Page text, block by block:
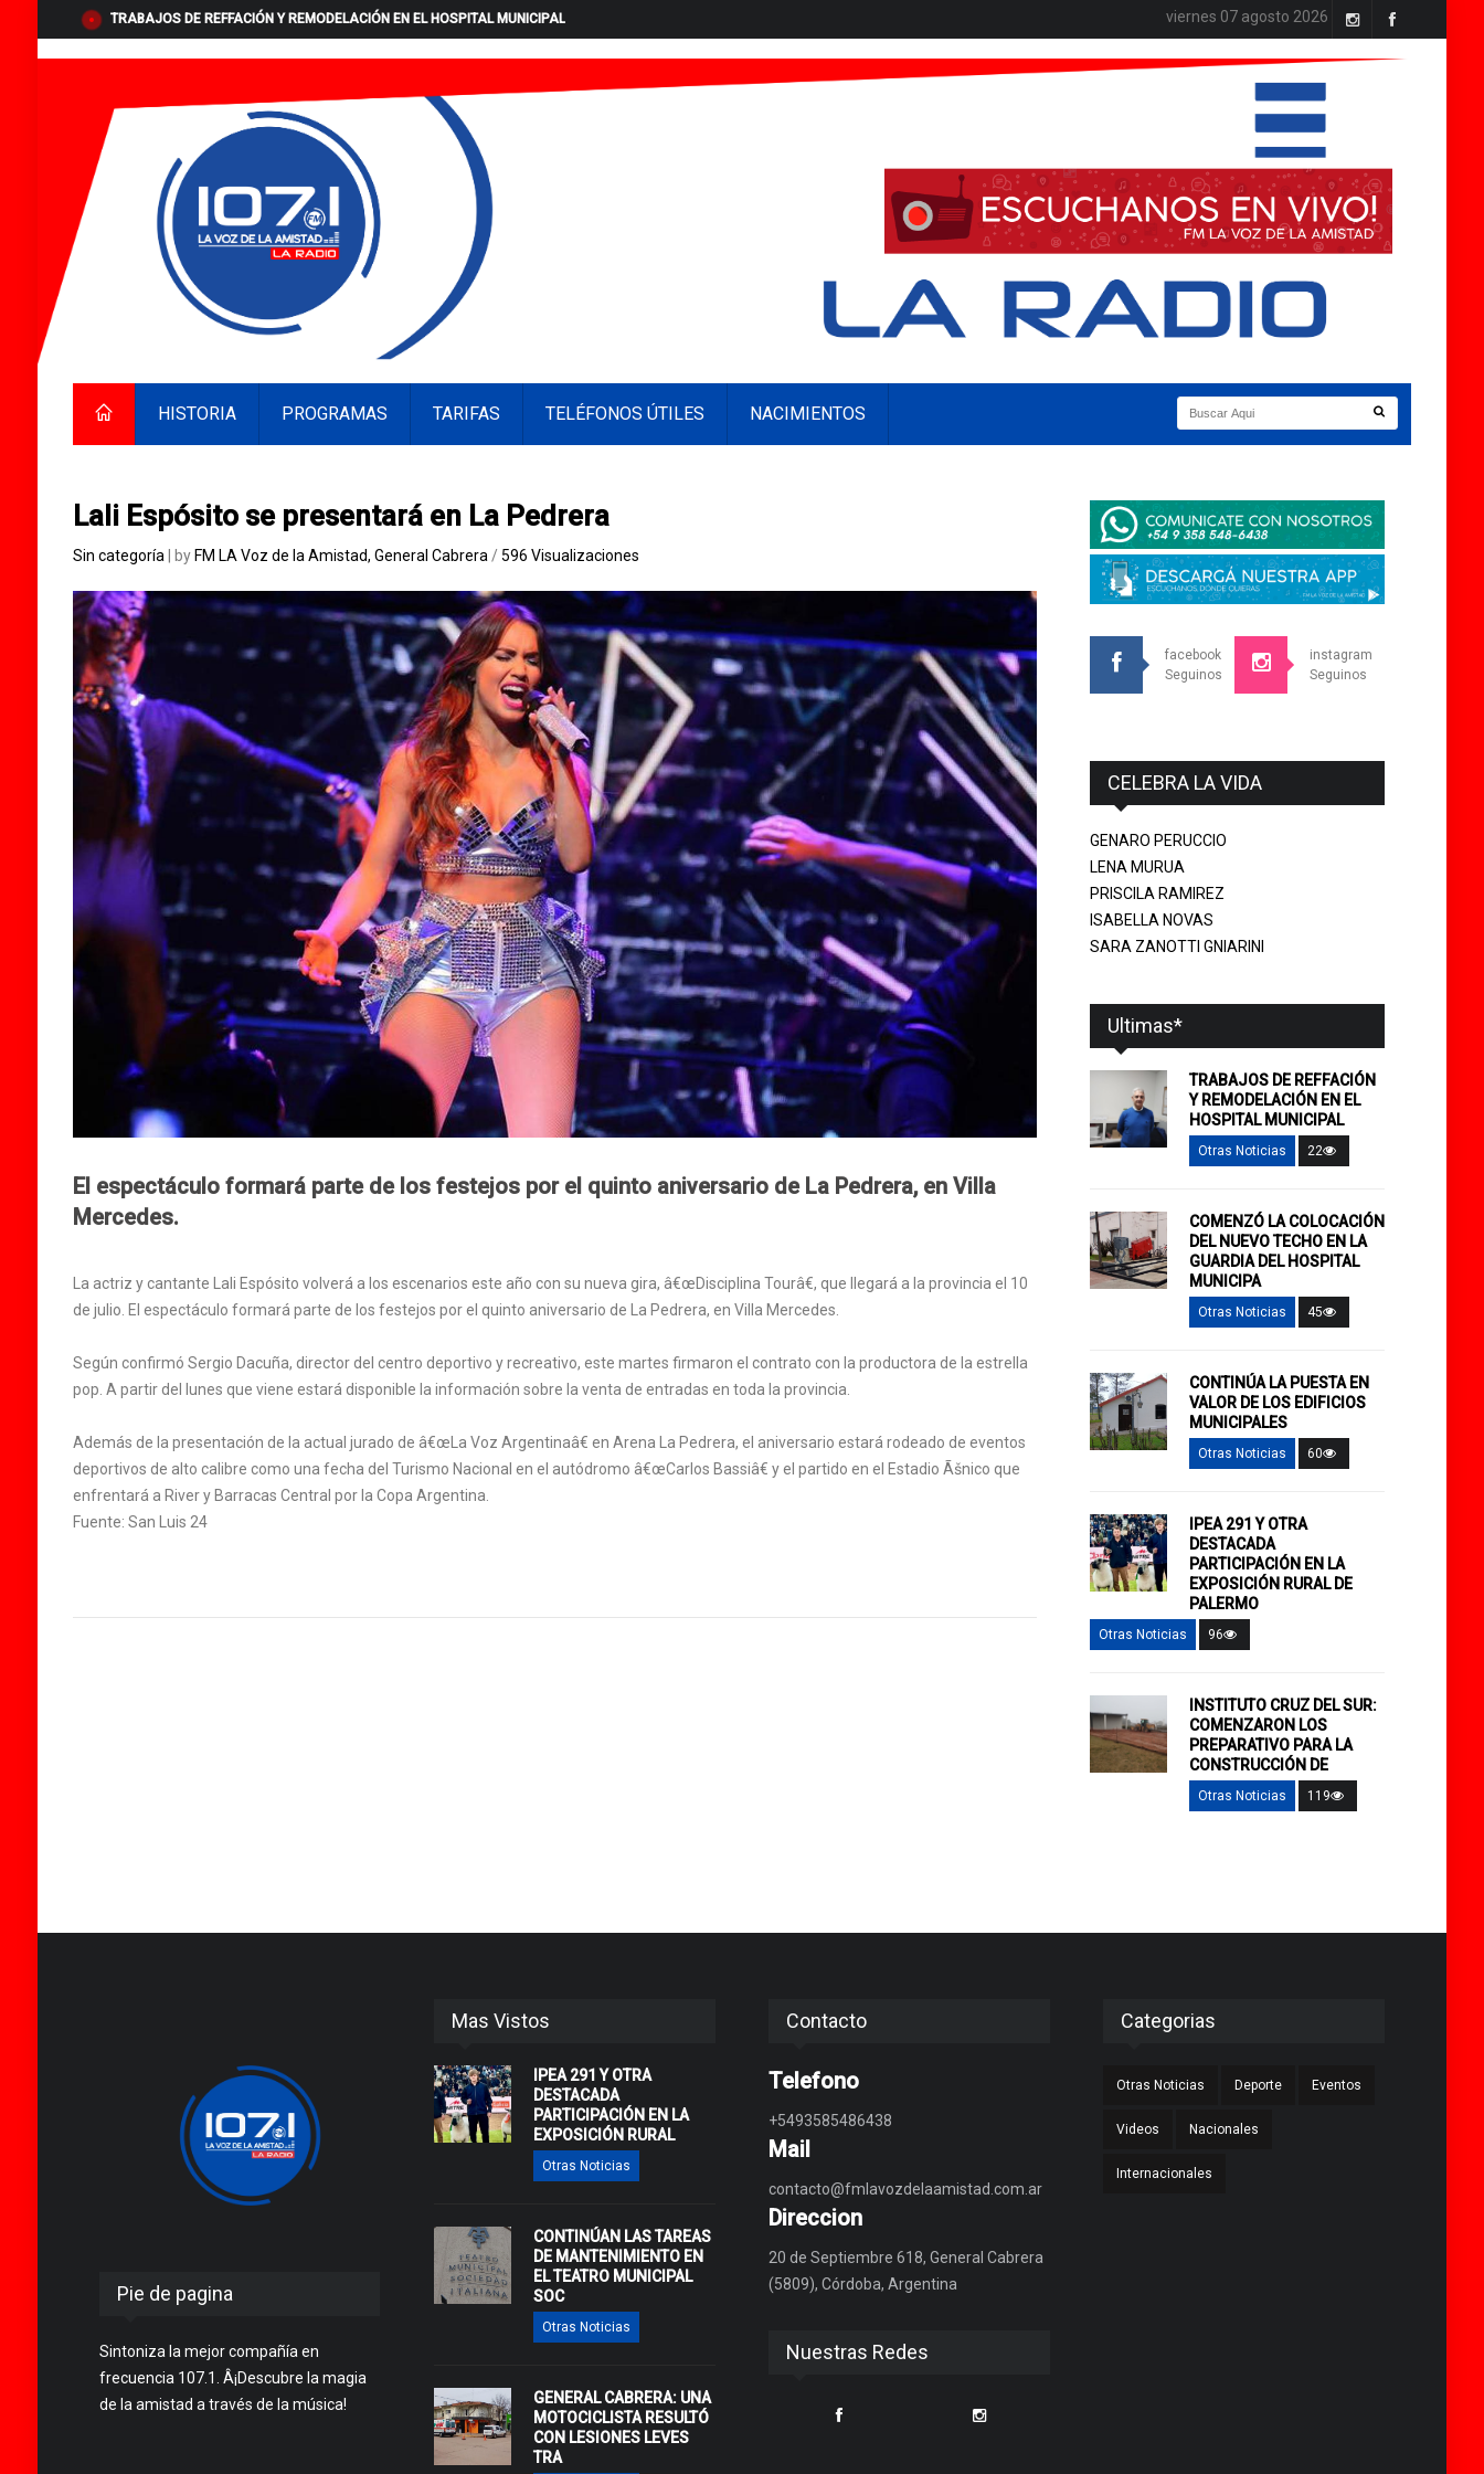
TRABAJOS DE REFFACIÓN Y REMODELACIÓN EN EL HOSPITAL MUNICIPAL viernes 07 agosto 2026
HISTORIA PROGRAMAS TARIFAS TELÉFONOS ÚTILES NACIMIENTOS
Lali Espósito se presentará en La Pedrera
Sin categoría | by FM LA Voz de la Amistad, General Cabrera /596 Visualizaciones
El espectáculo formará parte de los festejos por el quinto aniversario de La Pedrera, en Villa
Mercedes.
La actriz y cantante Lali Espósito volverá a los escenarios este año con su nueva gira, â€œDisciplina Tourâ€, que llegará a la provincia el 10
de julio. El espectáculo formará parte de los festejos por el quinto aniversario de La Pedrera, en Villa Mercedes.
Según confirmó Sergio Dacuña, director del centro deportivo y recreativo, este martes firmaron el contrato con la productora de la estrella
pop. A partir del lunes que viene estará disponible la información sobre la venta de entradas en toda la provincia.
Además de la presentación de la actual jurado de â€œLa Voz Argentinaâ€ en Arena La Pedrera, el aniversario estará rodeado de eventos
deportivos de alto calibre como una fecha del Turismo Nacional en el autódromo â€œCarlos Bassiâ€ y el partido en el Estadio Ãšnico que
enfrentará a River y Barracas Central por la Copa Argentina.
Fuente: San Luis 24
facebook
Seguinos
instagram
Seguinos
CELEBRA LA VIDA
GENARO PERUCCIO
LENA MURUA
PRISCILA RAMIREZ
ISABELLA NOVAS
SARA ZANOTTI GNIARINI
Ultimas*
TRABAJOS DE REFFACIÓN
Y REMODELACIÓN EN EL
HOSPITAL MUNICIPAL
Otras Noticias 22
COMENZÓ LA COLOCACIÓN
DEL NUEVO TECHO EN LA
GUARDIA DEL HOSPITAL
MUNICIPA
Otras Noticias 45
CONTINÚA LA PUESTA EN
VALOR DE LOS EDIFICIOS
MUNICIPALES
Otras Noticias 60
IPEA 291 Y OTRA
DESTACADA
PARTICIPACIÓN EN LA
EXPOSICIÓN RURAL DE
PALERMO
Otras Noticias 96
INSTITUTO CRUZ DEL SUR:
COMENZARON LOS
PREPARATIVO PARA LA
CONSTRUCCIÓN DE
Otras Noticias 119
Pie de pagina
Sintoniza la mejor compañía en
frecuencia 107.1. Â¡Descubre la magia
de la amistad a través de la música!
Mas Vistos
IPEA 291 Y OTRA
DESTACADA
PARTICIPACIÓN EN LA
EXPOSICIÓN RURAL
Otras Noticias
CONTINÚAN LAS TAREAS
DE MANTENIMIENTO EN
EL TEATRO MUNICIPAL
SOC
Otras Noticias
GENERAL CABRERA: UNA
MOTOCICLISTA RESULTÓ
CON LESIONES LEVES
TRA
Contacto
Telefono
+5493585486438
Mail
contacto@fmlavozdelaamistad.com.ar
Direccion
20 de Septiembre 618, General Cabrera
(5809), Córdoba, Argentina
Nuestras Redes
Categorias
Otras Noticias Deporte Eventos
Videos Nacionales
Internacionales